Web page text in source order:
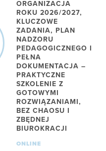
ORGANIZACJA
ROKU 2026/2027,
KLUCZOWE
ZADANIA, PLAN
NADZORU
PEDAGOGICZNEGO I
PEŁNA
DOKUMENTACJA –
PRAKTYCZNE
SZKOLENIE Z
GOTOWYMI
ROZWIĄZANIAMI,
BEZ CHAOSU I
ZBĘDNEJ
BIUROKRACJI
ONLINE